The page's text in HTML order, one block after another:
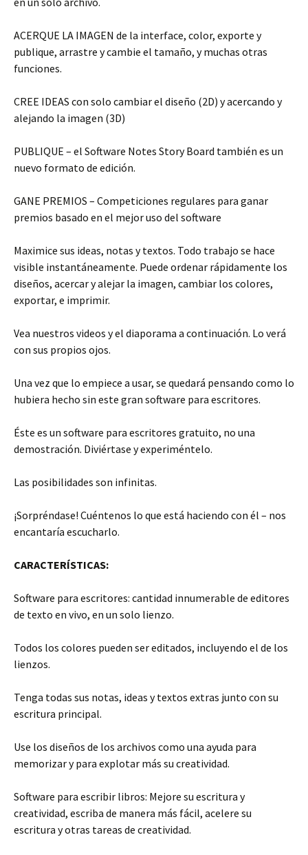
ACERQUE LA IMAGEN de la interface, color, exporte y
publique, arrastre y cambie el tamaño, y muchas otras
funciones.
CREE IDEAS con solo cambiar el diseño (2D) y acercando y
alejando la imagen (3D)
PUBLIQUE – el Software Notes Story Board también es un
nuevo formato de edición.
GANE PREMIOS – Competiciones regulares para ganar
premios basado en el mejor uso del software
Maximice sus ideas, notas y textos. Todo trabajo se hace
visible instantáneamente. Puede ordenar rápidamente los
diseños, acercar y alejar la imagen, cambiar los colores,
exportar, e imprimir.
Vea nuestros videos y el diaporama a continuación. Lo verá
con sus propios ojos.
Una vez que lo empiece a usar, se quedará pensando como lo
hubiera hecho sin este gran software para escritores.
Éste es un software para escritores gratuito, no una
demostración. Diviértase y experiméntelo.
Las posibilidades son infinitas.
¡Sorpréndase! Cuéntenos lo que está haciendo con él – nos
encantaría escucharlo.
CARACTERÍSTICAS:
Software para escritores: cantidad innumerable de editores
de texto en vivo, en un solo lienzo.
Todos los colores pueden ser editados, incluyendo el de los
lienzos.
Tenga todas sus notas, ideas y textos extras junto con su
escritura principal.
Use los diseños de los archivos como una ayuda para
memorizar y para explotar más su creatividad.
Software para escribir libros: Mejore su escritura y
creatividad, escriba de manera más fácil, acelere su
escritura y otras tareas de creatividad.